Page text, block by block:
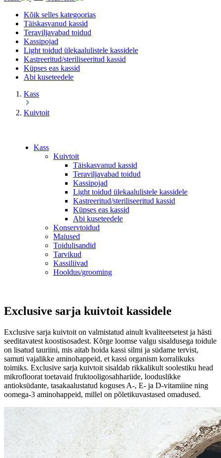
Kõik selles kategoorias
Täiskasvanud kassid
Teraviljavabad toidud
Kassipojad
Light toidud ülekaalulistele kassidele
Kastreeritud/steriliseeritud kassid
Küpses eas kassid
Abi kuseteedele
Kass
Kuivtoit
Kass
Kuivtoit
Täiskasvanud kassid
Teraviljavabad toidud
Kassipojad
Light toidud ülekaalulistele kassidele
Kastreeritud/steriliseeritud kassid
Küpses eas kassid
Abi kuseteedele
Konservtoidud
Maiused
Toidulisandid
Tarvikud
Kassiliivad
Hooldus/grooming
Exclusive sarja kuivtoit kassidele
Exclusive sarja kuivtoit on valmistatud ainult kvaliteetsetest ja hästi
seeditavatest koostisosadest. Kõrge loomse valgu sisaldusega toidule
on lisatud tauriini, mis aitab hoida kassi silmi ja südame tervist,
samuti vajalikke aminohappeid, et kassi organism korralikuks
toimiks. Exclusive sarja kuivtoit sisaldab rikkalikult soolestiku head
mikrofloorat toetavaid fruktooligosahhariide, looduslikke
antioksüdante, tasakaalustatud koguses A-, E- ja D-vitamiine ning
oomega-3 aminohappeid, millel on põletikuvastased omadused.